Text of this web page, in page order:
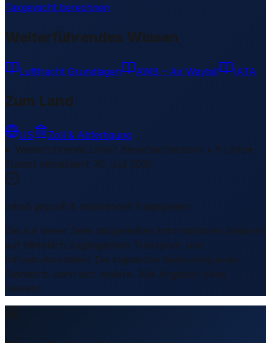
Taxgewicht berechnen
Weiterführendes Wissen
Luftfracht Grundlagen AWB – Air Waybill IATA
Zum Land
US
Zoll & Abfertigung
Weiterführende Links1 Bereiche/Sections • 8 Links▾
Zuletzt aktualisiert: 30. Juli 2026
Inhalt geprüft & redaktionell freigegeben
Die auf dieser Seite dargestellten Informationen basieren
auf öffentlich zugänglichen Transport- und
Infrastrukturdaten. Die logistische Bedeutung eines
Standorts kann sich ändern. Alle Angaben ohne
Gewähr.